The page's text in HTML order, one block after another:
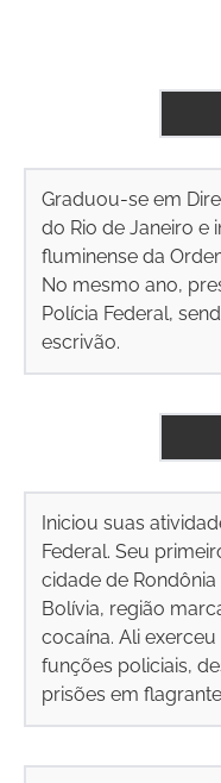
Graduou-se em
do Rio de Janeiro e
fluminense da
No mesmo ano,
Polícia Federal,
escrivão.
Iniciou suas
Federal. Seu
cidade de
Bolívia, região
cocaína. Ali
funções policiais,
prisões em